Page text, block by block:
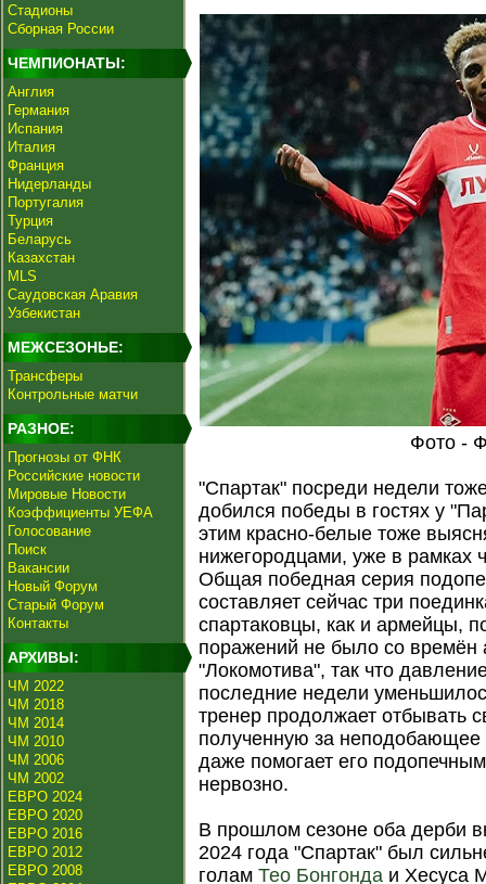
Стадионы
Сборная России
ЧЕМПИОНАТЫ:
Англия
Германия
Испания
Италия
Франция
Нидерланды
Португалия
Турция
Беларусь
Казахстан
MLS
Саудовская Аравия
Узбекистан
МЕЖСЕЗОНЬЕ:
Трансферы
Контрольные матчи
РАЗНОЕ:
Прогнозы от ФНК
Российские новости
Мировые Новости
Коэффициенты УЕФА
Голосование
Поиск
Вакансии
Новый Форум
Старый Форум
Контакты
АРХИВЫ:
ЧМ 2022
ЧМ 2018
ЧМ 2014
ЧМ 2010
ЧМ 2006
ЧМ 2002
ЕВРО 2024
ЕВРО 2020
ЕВРО 2016
ЕВРО 2012
ЕВРО 2008
Фото -
"Спартак" посреди недели
добился победы в гостях у
этим красно-белые тоже
нижегородцами, уже в рамках
Общая победная серия
составляет сейчас три
спартаковцы, как и армейцы,
поражений не было со времён
"Локомотива", так что
последние недели
тренер продолжает отбывать
полученную за
даже помогает его
нервозно.
В прошлом сезоне оба дерби
2024 года "Спартак" был
голамТео Бонгонда и Хесуса